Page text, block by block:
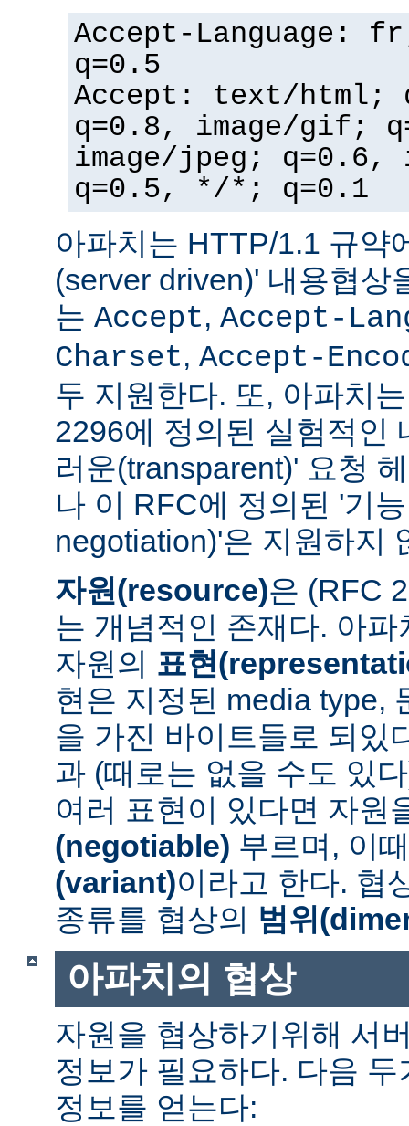
Accept-Language:
q=0.5
Accept: text/html;
q=0.8, image/gif;
image/jpeg; q=0.6,
q=0.5, */*; q=0.1
아파치는 HTTP/1.1 규약
(server driven)' 내용협상
는 Accept, Accept-
Charset, Accept-
두 지원한다. 또, 아파치
2296에 정의된 실험적인
러운(transparent)' 요청
나 이 RFC에 정의된 '기
negotiation)'은 지원하지
자원(resource)은 (RFC
는 개념적인 존재다. 아
자원의 표현
현은 지정된 media type,
을 가진 바이트들로 되있
과 (때로는 없을 수도 있
여러 표현이 있다면 자원
(negotiable) 부르며, 이
(variant)이라고 한다. 협
종류를 협상의 범위
아파치의 협상
자원을 협상하기위해 서
정보가 필요하다. 다음
정보를 얻는다: